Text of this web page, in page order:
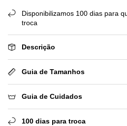
Disponibilizamos 100 dias para
troca
Descrição
Guia de Tamanhos
Guia de Cuidados
100 dias para troca